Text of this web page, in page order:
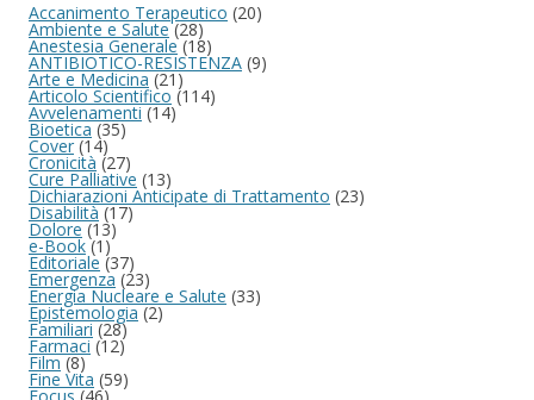
Accanimento Terapeutico (20)
Ambiente e Salute(28)
Anestesia Generale(18)
ANTIBIOTICO-RESISTENZA (9)
Arte e Medicina(21)
Articolo Scientifico (114)
Avvelenamenti(14)
Bioetica(35)
Cover(14)
Cronicità (27)
Cure Palliative (13)
Dichiarazioni Anticipate di Trattamento (23)
Disabilità(17)
Dolore(13)
e-Book(1)
Editoriale (37)
Emergenza (23)
Energia Nucleare e Salute (33)
Epistemologia(2)
Familiari(28)
Farmaci(12)
Film(8)
Fine Vita (59)